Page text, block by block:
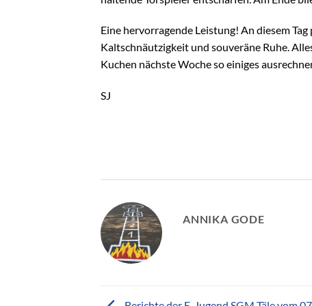
Eine hervorragende Leistung! An diesem
Kaltschnäutzigkeit und souveräne Ruhe.
Kuchen nächste Woche so einiges
SJ
ANNIKA GODE